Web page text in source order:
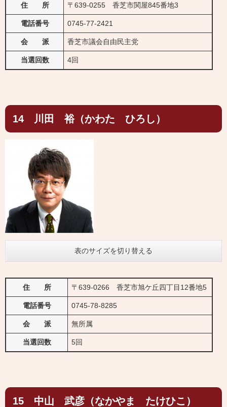
住 所 〒639-0255 香芝市関屋845番地3
電話番号 0745-77-2421
会 派 香芝市議会自由民主党
当選回数 4回
14 川田 裕（かわた ひろし）
表のサイズを切り替える
住 所 〒639-0266 香芝市旭ケ丘四丁目12番地5
電話番号 0745-78-8285
会 派 無所属
当選回数 5回
15 中山 武彦（なかやま たけひこ）